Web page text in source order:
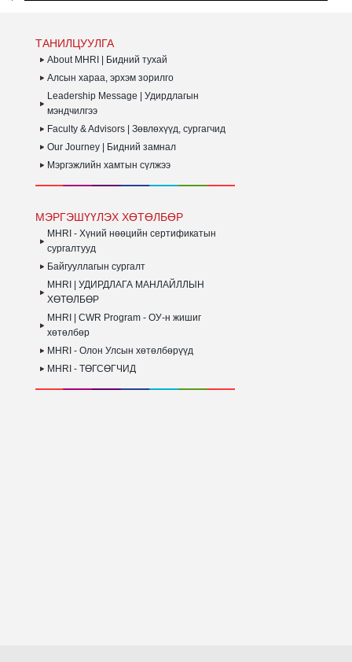
ТАНИЛЦУУЛГА
About MHRI | Бидний тухай
Алсын хараа, эрхэм зорилго
Leadership Message | Удирдлагын
мэндчилгээ
Faculty & Advisors | Зөвлөхүүд, сургагчид
Our Journey | Бидний замнал
Мэргэжлийн хамтын сүлжээ
МЭРГЭШҮҮЛЭХ ХӨТӨЛБӨР
MHRI - Хүний нөөцийн сертификатын
сургалтууд
Байгууллагын сургалт
MHRI | УДИРДЛАГА МАНЛАЙЛЛЫН
ХӨТӨЛБӨР
MHRI | CWR Program - ОУ-н жишиг
хөтөлбөр
MHRI - Олон Улсын хөтөлбөрүүд
MHRI - ТӨГСӨГЧИД